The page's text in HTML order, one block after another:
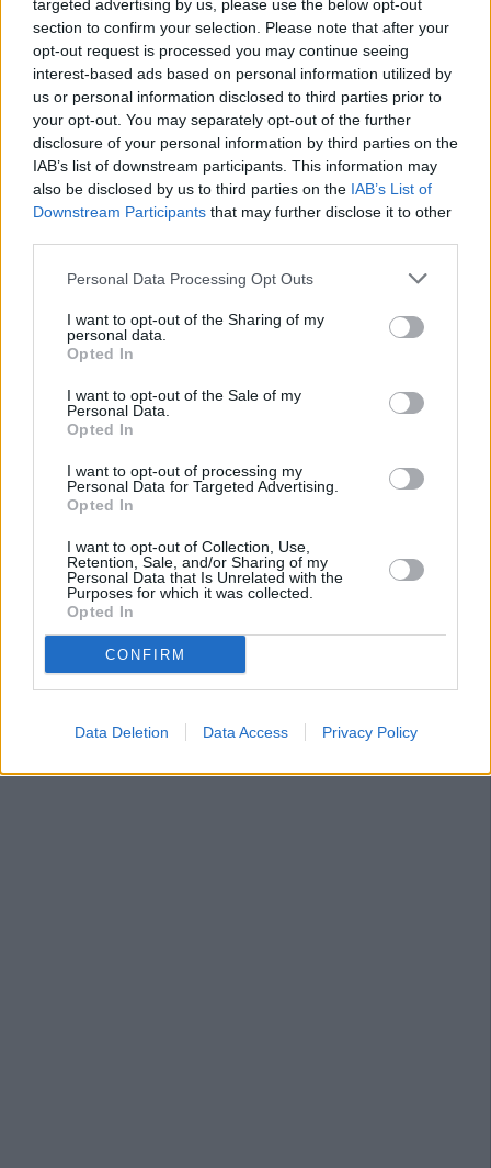
targeted advertising by us, please use the below opt-out
section to confirm your selection. Please note that after your
opt-out request is processed you may continue seeing
interest-based ads based on personal information utilized by
us or personal information disclosed to third parties prior to
your opt-out. You may separately opt-out of the further
disclosure of your personal information by third parties on the
IAB’s list of downstream participants. This information may
also be disclosed by us to third parties on the IAB’s List of
Downstream Participants that may further disclose it to other
Personal Data Processing Opt Outs
I want to opt-out of the Sharing of my
personal data.
Opted In
I want to opt-out of the Sale of my
Personal Data.
Opted In
I want to opt-out of processing my
Personal Data for Targeted Advertising.
Opted In
I want to opt-out of Collection, Use,
Retention, Sale, and/or Sharing of my
Personal Data that Is Unrelated with the
Purposes for which it was collected.
Opted In
CONFIRM
Data Deletion Data Access Privacy Policy
que, cada día que pasa, me hace más fuerte. Mi lucha es
para que ninguna madre vuelva a sufrir lo que me pasó a
mí. Esta es una lucha constante de todas las madres que
hemos sufrido estas atrocidades del Ejército colombiano.
Luchamos para que la historia no se repita con otros
muchachos y queremos dar a conocer esta historia a los
jóvenes que están emepzando a vivir”, explica esta mujer
de cañero (el que trabaja la caña de azúcar), que ha hecho
de las reivindicaciones de igualdad y de libertad su propia
vida. Ahora ha dejado en Colombia a su hija Natalia, una
joven de 18 años que AI no ha podido traer a España con
explica. Es de las pocas cosas que ahora añora de su tierra,
de Colombia. “Siempre se echan de menos cosas de la casa